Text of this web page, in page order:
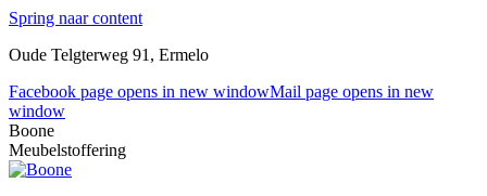
Spring naar content
Oude Telgterweg 91, Ermelo
Facebook page opens in new windowMail page opens in new
window
Boone
Meubelstoffering